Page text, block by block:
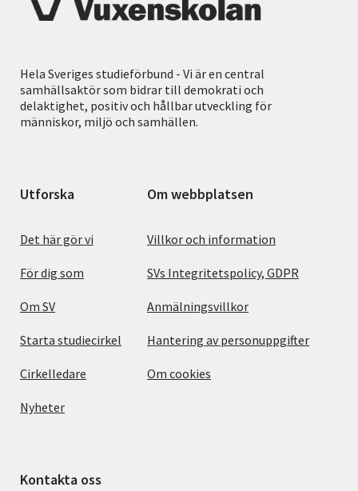
Hela Sveriges studieförbund - Vi är en central
samhällsaktör som bidrar till demokrati och
delaktighet, positiv och hållbar utveckling för
människor, miljö och samhällen.
Utforska
Det här gör vi
För dig som
Om SV
Starta studiecirkel
Cirkelledare
Nyheter
Om webbplatsen
Villkor och information
SVs Integritetspolicy, GDPR
Anmälningsvillkor
Hantering av personuppgifter
Om cookies
Kontakta oss